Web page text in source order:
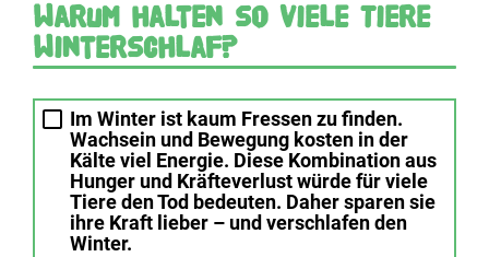
Warum halten so viele Tiere
Winterschlaf?
Im Winter ist kaum Fressen zu finden.
Wachsein und Bewegung kosten in der
Kälte viel Energie. Diese Kombination aus
Hunger und Kräfteverlust würde für viele
Tiere den Tod bedeuten. Daher sparen sie
ihre Kraft lieber – und verschlafen den
Winter.